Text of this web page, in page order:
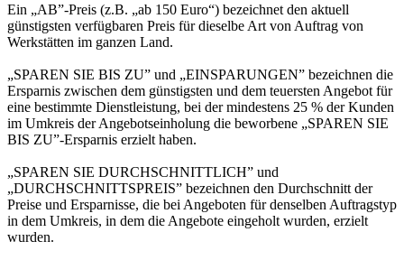
Ein „AB”-Preis (z.B. „ab 150 Euro“) bezeichnet den aktuell
günstigsten verfügbaren Preis für dieselbe Art von Auftrag von
Werkstätten im ganzen Land.
„SPAREN SIE BIS ZU” und „EINSPARUNGEN” bezeichnen die
Ersparnis zwischen dem günstigsten und dem teuersten Angebot für
eine bestimmte Dienstleistung, bei der mindestens 25 % der Kunden
im Umkreis der Angebotseinholung die beworbene „SPAREN SIE
BIS ZU”-Ersparnis erzielt haben.
„SPAREN SIE DURCHSCHNITTLICH” und
„DURCHSCHNITTSPREIS” bezeichnen den Durchschnitt der
Preise und Ersparnisse, die bei Angeboten für denselben Auftragstyp
in dem Umkreis, in dem die Angebote eingeholt wurden, erzielt
wurden.